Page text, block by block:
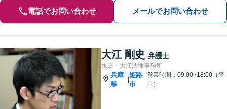
電話でお問い合わせ メールでお問い合わせ
大江 剛史 弁護士
水田・大江法律事務所
兵庫
県
|
姫路
市
営業時間：09:00~18:00（平
日）